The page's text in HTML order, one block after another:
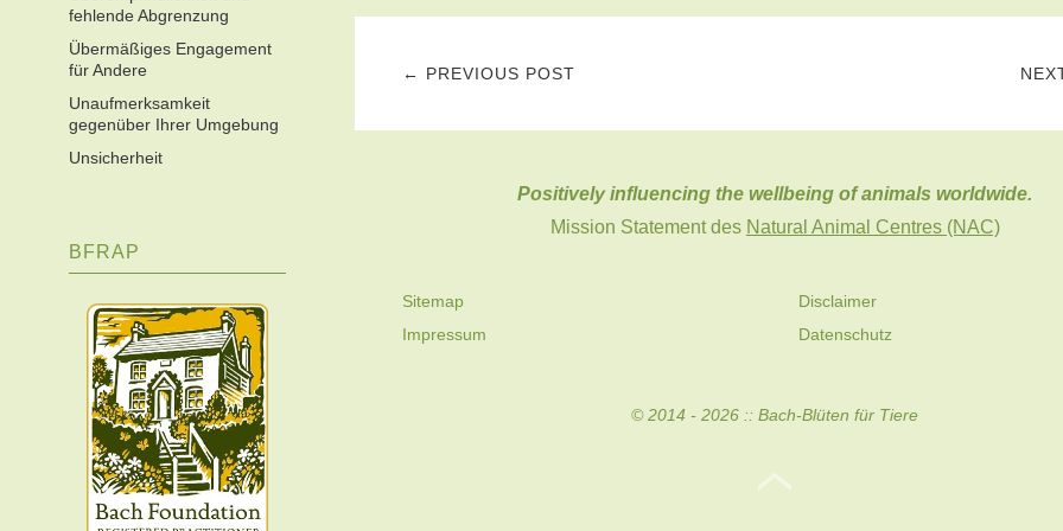
fehlende Abgrenzung
Übermäßiges Engagement
für Andere
Unaufmerksamkeit
gegenüber Ihrer Umgebung
Unsicherheit
BFRAP
← PREVIOUS POST
Positively influencing the wellbeing of animals worldwide.
Mission Statement des Natural Animal Centres (NAC)
Sitemap
Impressum
Disclaimer
Datenschutz
© 2014 - 2026 ::Bach-Blüten für Tiere